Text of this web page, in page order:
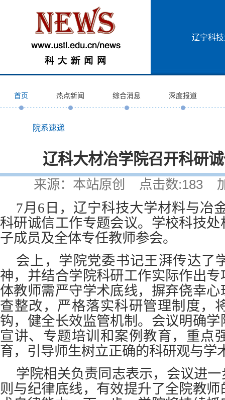
辽宁科
首页 热点新闻 综合消息 深度报道
院系速递
辽科大材冶学院召开科研
来源：本站原创 点击数:183
7月6日，辽宁科技大学材料与冶
科研诚信工作专题会议。学校科技
子成员及全体专任教师参会。
会上，学院党委书记王湃传达了
神，并结合学院科研工作实际作出
体教师需严守学术底线，摒弃侥幸
查整改，严格落实科研管理制度，
钩，健全长效监管机制。会议明确
宣讲、专题培训和案例教育，重点
育，引导师生树立正确的科研观与学
学院相关负责同志表示，会议进
则与纪律底线，有效提升了全院教